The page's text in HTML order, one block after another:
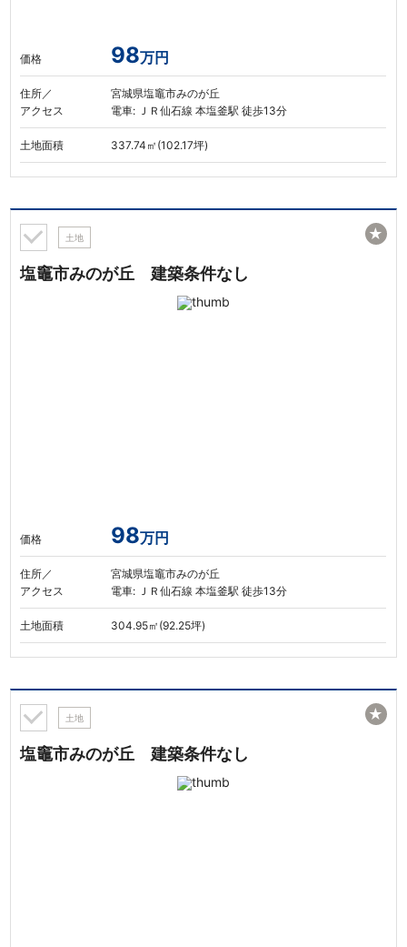
価格 98万円
住所／
アクセス
宮城県塩竈市みのが丘
電車: ＪＲ仙石線 本塩釜駅 徒歩13分
土地面積 337.74㎡(102.17坪)
土地
塩竈市みのが丘 建築条件なし
価格 98万円
住所／
アクセス
宮城県塩竈市みのが丘
電車: ＪＲ仙石線 本塩釜駅 徒歩13分
土地面積 304.95㎡(92.25坪)
★
土地
塩竈市みのが丘 建築条件なし
★